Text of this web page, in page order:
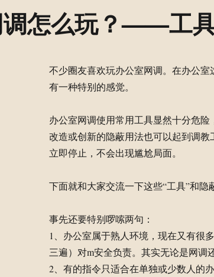
调怎么玩？——工
不少圈友喜欢玩办公室网调。在办公
有一种特别的感觉。
办公室网调使用常用工具显然十分危
改造或创新的隐蔽用法也可以起到调
立即停止，不会出现尴尬局面。
下面就和大家交流一下这些“工具”和隐
事先还要特别啰嗦两句：
1、办公室属于熟人环境，现在又有很
三遍）对m安全负责。其实无论是网调
2、有的指令只适合在单独或少数人的